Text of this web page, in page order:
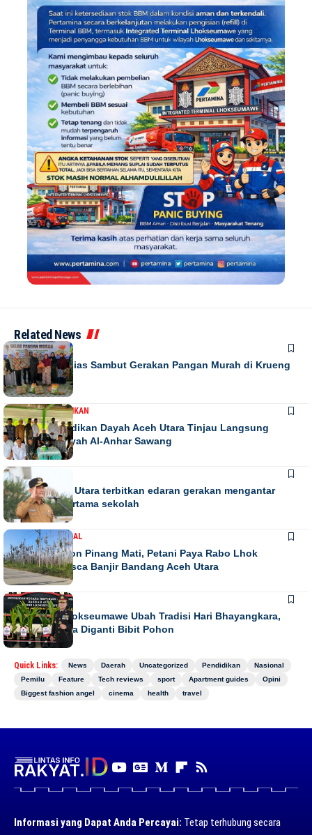
Related News
DAERAH
Warga Antusias Sambut Gerakan Pangan Murah di Krueng
Barona Jaya
DAERAHPENDIDIKAN
Kadis Pendidikan Dayah Aceh Utara Tinjau Langsung
Relokasi Dayah Al-Anhar Sawang
DAERAH
Bupati Aceh Utara terbitkan edaran gerakan mengantar
anak hari pertama sekolah
DAERAHNASIONAL
Ribuan Pohon Pinang Mati, Petani Paya Rabo Lhok
Terpuruk Pasca Banjir Bandang Aceh Utara
DAERAHNEWS
Kapolres Lhokseumawe Ubah Tradisi Hari Bhayangkara,
Papan Bunga Diganti Bibit Pohon
Quick Links: News Daerah Uncategorized Pendidikan
Nasional
Pemilu
Feature Tech reviews sport Apartment guides
Opini
Biggest fashion angel
cinema health travel
Informasi yang Dapat Anda Percayai: Tetap terhubung secara